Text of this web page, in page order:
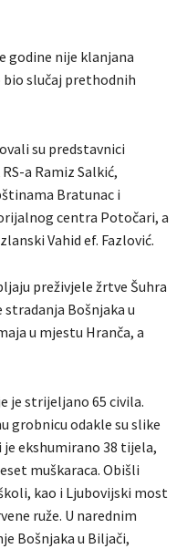
godine nije klanjana
slučaj prethodnih
su predstavnici
a Ramiz Salkić,
Bratunac i
centra Potočari, a
Vahid ef. Fazlović.
preživjele žrtve Šuhra
stradanja Bošnjaka u
u mjestu Hranča, a
je strijeljano 65 civila.
grobnicu odakle su slike
ekshumirano 38 tijela,
muškaraca. Obišli
kao i Ljubovijski most
ruže. U narednim
Bošnjaka u Biljači,